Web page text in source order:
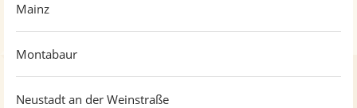
Mainz
Montabaur
Neustadt an der Weinstraße